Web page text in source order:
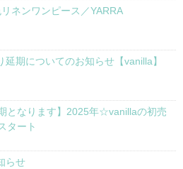
ネンワンピース／YARRA
延期についてのお知らせ【vanilla】
となります】2025年☆vanillaの初売
タート
らせ